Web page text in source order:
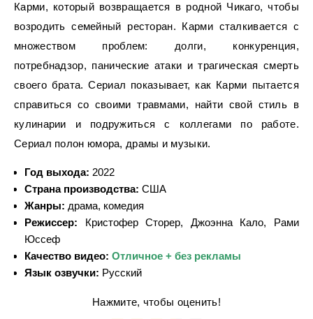
Карми, который возвращается в родной Чикаго, чтобы
возродить семейный ресторан. Карми сталкивается с
множеством проблем: долги, конкуренция,
потребнадзор, панические атаки и трагическая смерть
своего брата. Сериал показывает, как Карми пытается
справиться со своими травмами, найти свой стиль в
кулинарии и подружиться с коллегами по работе.
Сериал полон юмора, драмы и музыки.
Год выхода: 2022
Страна производства: США
Жанры: драма, комедия
Режиссер: Кристофер Сторер, Джоэнна Кало, Рами
Юссеф
Качество видео: Отличное + без рекламы
Язык озвучки: Русский
Нажмите, чтобы оценить!